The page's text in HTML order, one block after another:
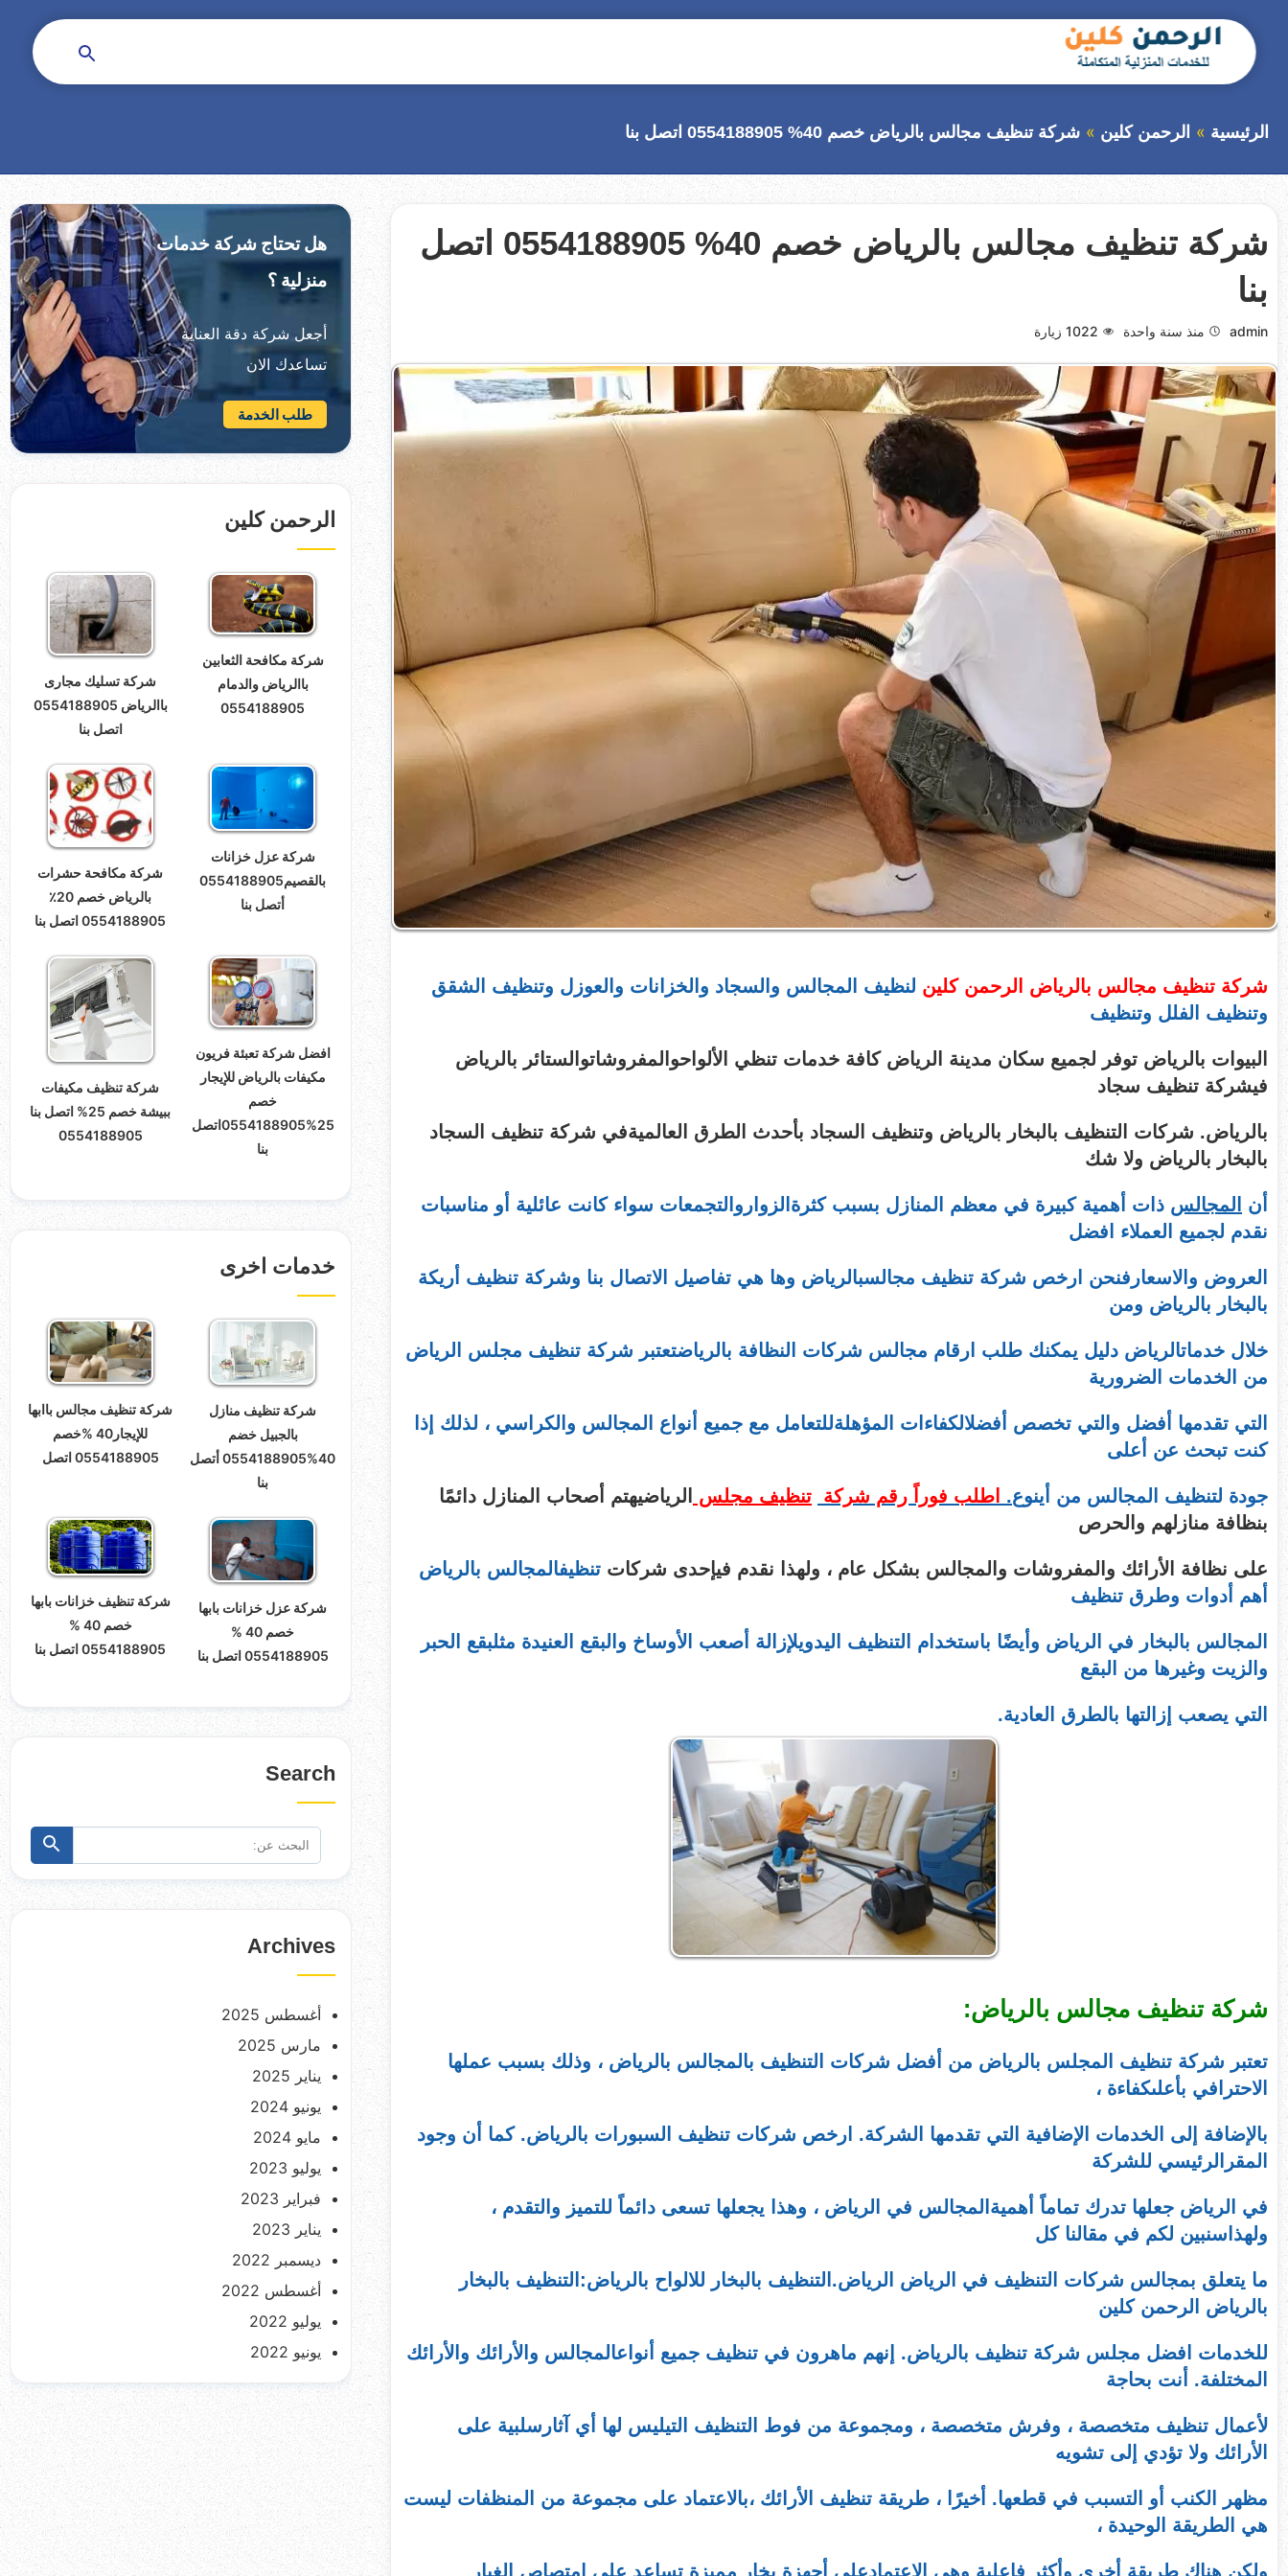
المحتوى
الرئيسية الرحمن كلين شركة تنظيف مجالس بالرياض خصم 40% 0554188905 اتصل بنا
شركة تنظيف مجالس بالرياض خصم 40% 0554188905 اتصل
بنا
admin منذ سنة واحدة 1022 زيارة
شركة تنظيف مجالس بالرياض الرحمن كلين لنظيف المجالس والسجاد والخزانات والعوزل وتنظيف الشقق
وتنظيف الفلل وتنظيف
البيوات بالرياض توفر لجميع سكان مدينة الرياض كافة خدمات تنظي الألواحوالمفروشاتوالستائر بالرياض
فيشركة تنظيف سجاد
بالرياض. شركات التنظيف بالبخار بالرياض وتنظيف السجاد بأحدث الطرق العالميةفي شركة تنظيف السجاد
بالبخار بالرياض ولا شك
أن المجالس ذات أهمية كبيرة في معظم المنازل بسبب كثرةالزواروالتجمعات سواء كانت عائلية أو مناسبات
نقدم لجميع العملاء افضل
العروض والاسعارفنحن ارخص شركة تنظيف مجالسبالرياض وها هي تفاصيل الاتصال بنا وشركة تنظيف أريكة
بالبخار بالرياض ومن
خلال خدماتالرياض دليل يمكنك طلب ارقام مجالس شركات النظافة بالرياضتعتبر شركة تنظيف مجلس الرياض
من الخدمات الضرورية
التي تقدمها أفضل والتي تخصص أفضلالكفاءات المؤهلةللتعامل مع جميع أنواع المجالس والكراسي ، لذلك إذا
كنت تبحث عن أعلى
جودة لتنظيف المجالس من أينوع. اطلب فوراً رقم شركة تنظيف مجلس
الرياضيهتم أصحاب المنازل دائمًا
بنظافة منازلهم والحرص
على نظافة الأرائك والمفروشات والمجالس بشكل عام ، ولهذا نقدم فيإحدى شركات تنظيفالمجالس بالرياض
أهم أدوات وطرق تنظيف
المجالس بالبخار في الرياض وأيضًا باستخدام التنظيف اليدويلإزالة أصعب الأوساخ والبقع العنيدة مثلبقع الحبر
والزيت وغيرها من البقع
التي يصعب إزالتها بالطرق العادية.
شركة تنظيف مجالس بالرياض:
تعتبر شركة تنظيف المجلس بالرياض من أفضل شركات التنظيف بالمجالس بالرياض ، وذلك بسبب عملها
الاحترافي بأعلىكفاءة ،
بالإضافة إلى الخدمات الإضافية التي تقدمها الشركة. ارخص شركات تنظيف السبورات بالرياض. كما أن وجود
المقرالرئيسي للشركة
في الرياض جعلها تدرك تماماً أهميةالمجالس في الرياض ، وهذا يجعلها تسعى دائماً للتميز والتقدم ،
ولهذاسنبين لكم في مقالنا كل
ما يتعلق بمجالس شركات التنظيف في الرياض الرياض.التنظيف بالبخار للالواح بالرياض:التنظيف بالبخار
بالرياض الرحمن كلين
للخدمات افضل مجلس شركة تنظيف بالرياض. إنهم ماهرون في تنظيف جميع أنواعالمجالس والأرائك والأرائك
المختلفة. أنت بحاجة
لأعمال تنظيف متخصصة ، وفرش متخصصة ، ومجموعة من فوط التنظيف التيليس لها أي آثارسلبية على
الأرائك ولا تؤدي إلى تشويه
مظهر الكنب أو التسبب في قطعها. أخيرًا ، طريقة تنظيف الأرائك ،بالاعتماد على مجموعة من المنظفات ليست
هي الطريقة الوحيدة ،
ولكن هناك طريقة أخرى وأكثر فاعلية وهي الاعتمادعلى أجهزة بخار مميزة تساعد على امتصاص الغبار
هل تحتاج شركة خدمات
منزلية ؟
أجعل شركة دقة العناية
تساعدك الان
طلب الخدمة
الرحمن كلين
شركة مكافحة الثعابين
باالرياض والدمام
0554188905
شركة تسليك مجارى
باالرياض 0554188905
اتصل بنا
شركة عزل خزانات
بالقصيم0554188905
أتصل بنا
شركة مكافحة حشرات
بالرياض خصم 20٪
0554188905 اتصل بنا
افضل شركة تعبئة فريون
مكيفات بالرياض للإيجار
خصم
25%0554188905اتصل
بنا
شركة تنظيف مكيفات
ببيشة خصم 25% اتصل بنا
0554188905
خدمات اخرى
شركة تنظيف منازل
بالجبيل خضم
40%0554188905 أتصل
بنا
شركة تنظيف مجالس باابها
للإيجار40 %خصم
0554188905 اتصل
شركة عزل خزانات بابها
خصم 40 %
0554188905 اتصل بنا
شركة تنظيف خزانات بابها
خصم 40 %
0554188905 اتصل بنا
Search
البحث
عن:
ابحث
Archives
أغسطس 2025
مارس 2025
يناير 2025
يونيو 2024
مايو 2024
يوليو 2023
فبراير 2023
يناير 2023
ديسمبر 2022
أغسطس 2022
يوليو 2022
يونيو 2022